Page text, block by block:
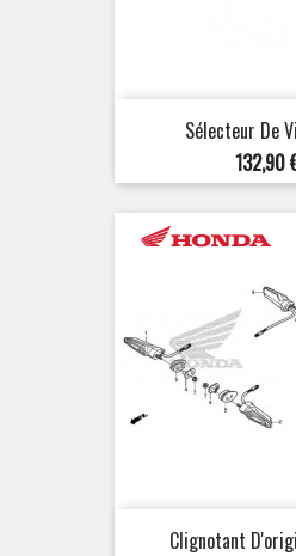
Sélecteur De
Prix
132,90
Clignotant